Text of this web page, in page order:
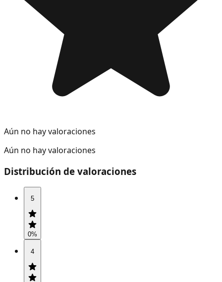
Aún no hay valoraciones
Aún no hay valoraciones
Distribución de valoraciones
5
0%
4